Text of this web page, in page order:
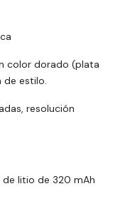
color dorado (plata
de estilo.
resolución
litio de 320 mAh